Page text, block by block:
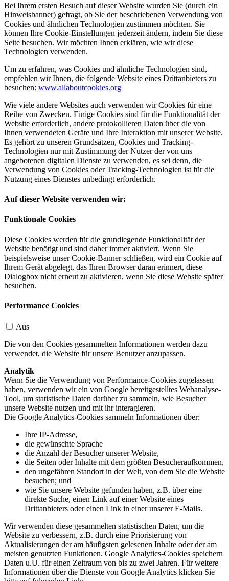
Bei Ihrem ersten Besuch auf dieser Website wurden Sie (durch ein
Hinweisbanner) gefragt, ob Sie der beschriebenen Verwendung von
Cookies und ähnlichen Technologien zustimmen möchten. Sie
können Ihre Cookie-Einstellungen jederzeit ändern, indem Sie diese
Seite besuchen. Wir möchten Ihnen erklären, wie wir diese
Technologien verwenden.
Um zu erfahren, was Cookies und ähnliche Technologien sind,
empfehlen wir Ihnen, die folgende Website eines Drittanbieters zu
besuchen: www.allaboutcookies.org
Wie viele andere Websites auch verwenden wir Cookies für eine
Reihe von Zwecken. Einige Cookies sind für die Funktionalität der
Website erforderlich, andere protokollieren Daten über die von
Ihnen verwendeten Geräte und Ihre Interaktion mit unserer Website.
Es gehört zu unseren Grundsätzen, Cookies und Tracking-
Technologien nur mit Zustimmung der Nutzer der von uns
angebotenen digitalen Dienste zu verwenden, es sei denn, die
Verwendung von Cookies oder Tracking-Technologien ist für die
Nutzung eines Dienstes unbedingt erforderlich.
Auf dieser Website verwenden wir:
Funktionale Cookies
Diese Cookies werden für die grundlegende Funktionalität der
Website benötigt und sind daher immer aktiviert. Wenn Sie
beispielsweise unser Cookie-Banner schließen, wird ein Cookie auf
Ihrem Gerät abgelegt, das Ihren Browser daran erinnert, diese
Dialogbox nicht erneut zu aktivieren, wenn Sie diese Website später
besuchen.
Performance Cookies
Aus
Die von den Cookies gesammelten Informationen werden dazu
verwendet, die Website für unsere Benutzer anzupassen.
Analytik
Wenn Sie die Verwendung von Performance-Cookies zugelassen
haben, verwenden wir ein von Google bereitgestelltes Webanalyse-
Tool, um statistische Daten darüber zu sammeln, wie Besucher
unsere Website nutzen und mit ihr interagieren.
Die Google Analytics-Cookies sammeln Informationen über:
Ihre IP-Adresse,
die gewünschte Sprache
die Anzahl der Besucher unserer Website,
die Seiten oder Inhalte mit dem größten Besucheraufkommen,
den ungefähren Standort in der Welt, von dem Sie die Website
besuchen; und
wie Sie unsere Website gefunden haben, z.B. über eine
direkte Suche, einen Link auf einer Website eines
Drittanbieters oder einen Link in einer unserer E-Mails.
Wir verwenden diese gesammelten statistischen Daten, um die
Website zu verbessern, z.B. durch eine Priorisierung von
Aktualisierungen der am häufigsten gelesenen Inhalte oder der am
meisten genutzten Funktionen. Google Analytics-Cookies speichern
Daten u.U. für einen Zeitraum von bis zu zwei Jahren. Für weitere
Informationen über die Dienste von Google Analytics klicken Sie